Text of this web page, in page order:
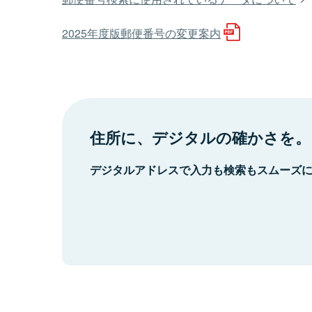
2025年度版郵便番号の変更案内
住所に、デジタルの確かさを。
デジタルアドレスで入力も検索もスムーズ